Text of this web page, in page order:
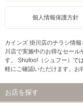
個人情報保護方針
カインズ 掛川店のチラシ情
川店で実施中のお得なセール
す。 Shufoo!（シュフー）で
軽にご確認いただけます。お
お店を探す